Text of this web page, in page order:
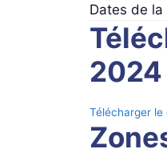
Dates de
2024
Télécharger